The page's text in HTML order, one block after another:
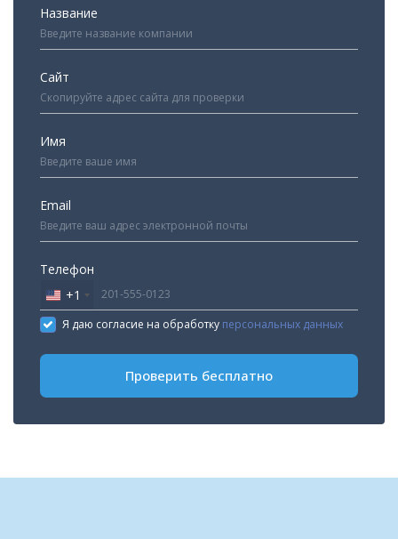
Название
Сайт
Имя
Email
Телефон
United
States
+1
+1
Я даю согласие на обработку персональных данных
Проверить бесплатно